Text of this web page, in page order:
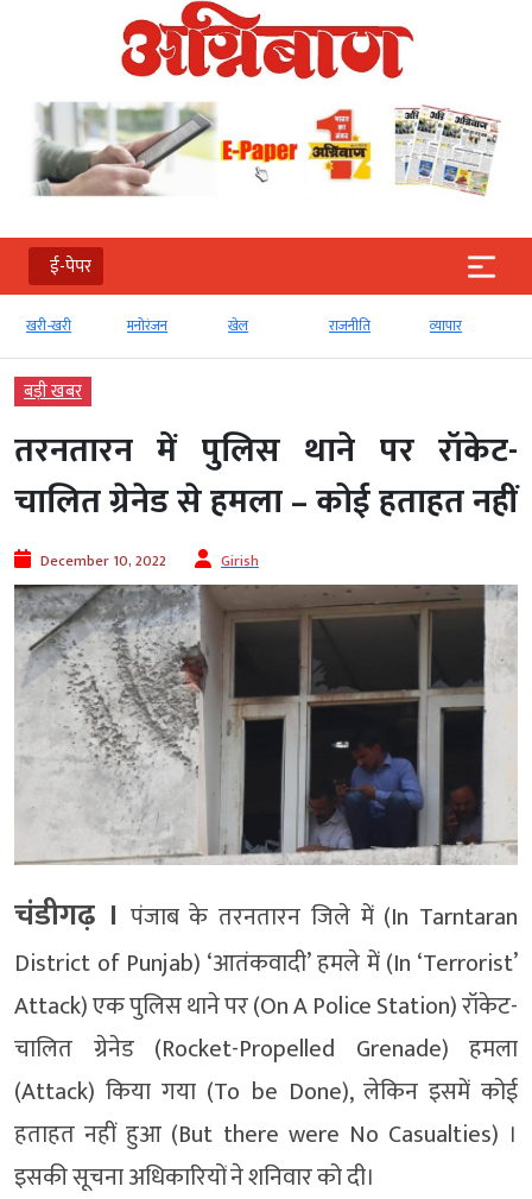
ई-पेपर
खरी-खरी मनोरंजन खेल राजनीति व्‍यापार
बड़ी खबर
तरनतारन में पुलिस थाने पर रॉकेट-
चालित ग्रेनेड से हमला – कोई हताहत नहीं
December 10, 2022 Girish
चंडीगढ़ । पंजाब के तरनतारन जिले में (In Tarntaran
District of Punjab) ‘आतंकवादी’ हमले में (In ‘Terrorist’
Attack) एक पुलिस थाने पर (On A Police Station) रॉकेट-
चालित ग्रेनेड (Rocket-Propelled Grenade) हमला
(Attack) किया गया (To be Done), लेकिन इसमें कोई
हताहत नहीं हुआ (But there were No Casualties) ।
इसकी सूचना अधिकारियों ने शनिवार को दी।